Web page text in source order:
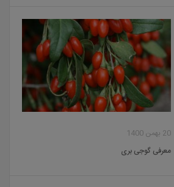
20 بهمن 1400
معرفی گوجی بری